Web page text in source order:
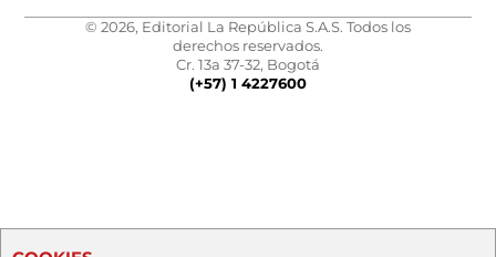
© 2026, Editorial La República S.A.S. Todos los
derechos reservados.
Cr. 13a 37-32, Bogotá
(+57) 1 4227600